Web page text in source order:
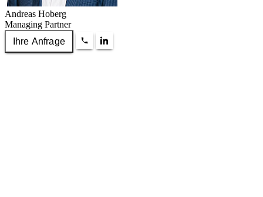
Andreas Hoberg
Managing Partner
Ihre Anfrage